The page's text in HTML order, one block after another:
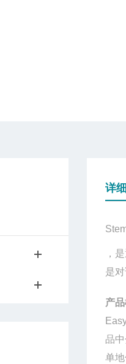
详
，是
是
产
品
单